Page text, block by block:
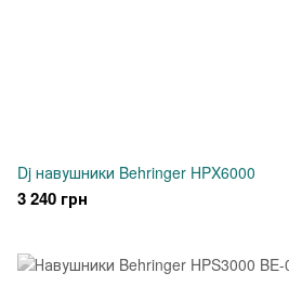
Dj навушники Behringer HPX6000
3 240 грн